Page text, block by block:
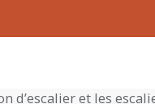
d’escalier et les